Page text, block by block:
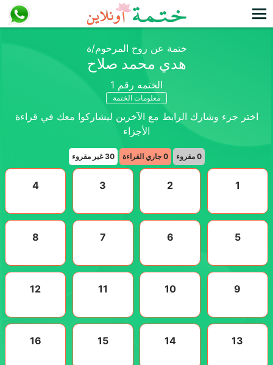
ختمة عن روح المرحوم/ة
هدي محمد صلاح
الختمه رقم 1
معلومات الختمة
اختر جزء وشارك الرابط مع الآخرين ليشاركوا معك في قراءة
الأجزاء
0 مقروء 0 جاري القراءة 30غير مقروء
1
2
3
4
5
6
7
8
9
10
11
12
13
14
15
16